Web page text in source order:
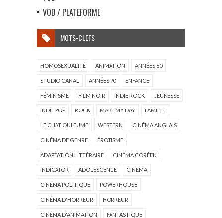
VOD / PLATEFORME
MOTS-CLEFS
HOMOSEXUALITÉ ANIMATION ANNÉES 60
STUDIO CANAL ANNÉES 90 ENFANCE
FÉMINISME FILM NOIR INDIE ROCK JEUNESSE
INDIE POP ROCK MAKE MY DAY FAMILLE
LE CHAT QUI FUME WESTERN CINÉMA ANGLAIS
CINÉMA DE GENRE ÉROTISME
ADAPTATION LITTÉRAIRE CINÉMA CORÉEN
INDICATOR ADOLESCENCE CINÉMA
CINÉMA POLITIQUE POWERHOUSE
CINÉMA D'HORREUR HORREUR
CINÉMA D'ANIMATION FANTASTIQUE